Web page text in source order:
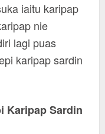
iaitu karipap
nie
lagi puas
karipap sardin
Karipap Sardin